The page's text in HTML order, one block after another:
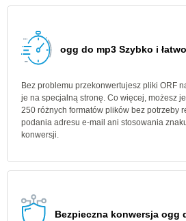
ogg do mp3 Szybko i łatwo
Bez problemu przekonwertujesz pliki ORF
je na specjalną stronę. Co więcej, możesz
250 różnych formatów plików bez potrzeby
podania adresu e-mail ani stosowania
konwersji.
Bezpieczna konwersja ogg